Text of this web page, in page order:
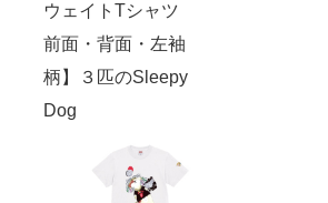
ウェイトTシャツ
前面・背面・左袖
柄】３匹のSleepy
Dog